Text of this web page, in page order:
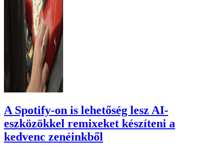
A Spotify-on is lehetőség lesz AI-
eszközökkel remixeket készíteni a
kedvenc zenéinkből